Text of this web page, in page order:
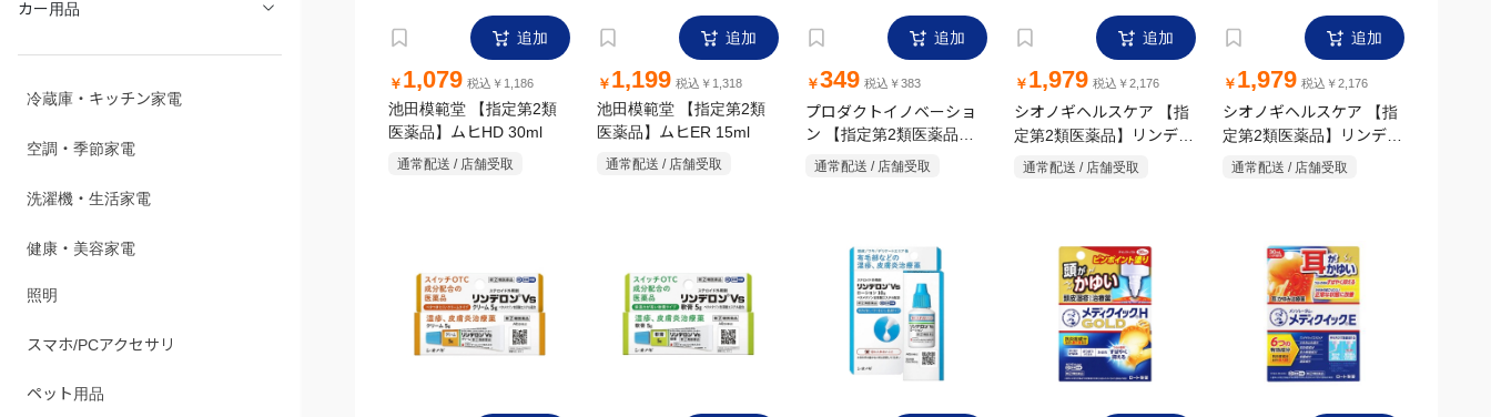
カー用品
冷蔵庫・キッチン家電
空調・季節家電
洗濯機・生活家電
健康・美容家電
照明
スマホ/PCアクセサリ
ペット用品
追加
￥ 1,079 税込￥1,186
池田模範堂 【指定第2類
医薬品】ムヒHD 30ml
通常配送 / 店舗受取
追加
￥ 1,199 税込￥1,318
池田模範堂 【指定第2類
医薬品】ムヒER 15ml
通常配送 / 店舗受取
追加
￥349 税込￥383
プロダクトイノベーショ
ン 【指定第2類医薬品】
エフカイα液 50mL
通常配送 / 店舗受取
追加
￥ 1,979 税込￥2,176
シオノギヘルスケア 【指
定第2類医薬品】リンデロ
ンVSクリーム 10g
通常配送 / 店舗受取
追加
￥ 1,979 税込￥2,176
シオノギヘルスケア 【指
定第2類医薬品】リンデロ
ンVS軟膏 10g
通常配送 / 店舗受取